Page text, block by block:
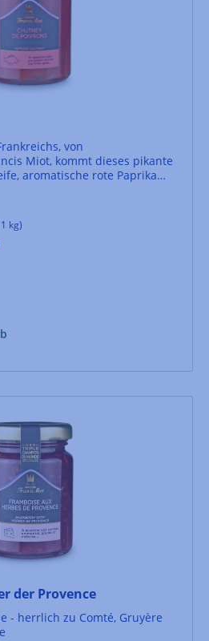
von
Miot, kommt dieses pikante
aromatische rote Paprika
Hauch Habanero Chili und
das Chutney geschmacklich
mit Fisch, hellem Fleisch
kg)
der Provence
- herrlich zu Comté, Gruyère